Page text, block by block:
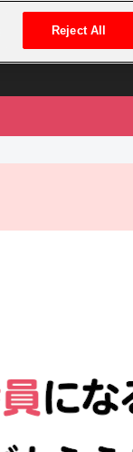
Reject All